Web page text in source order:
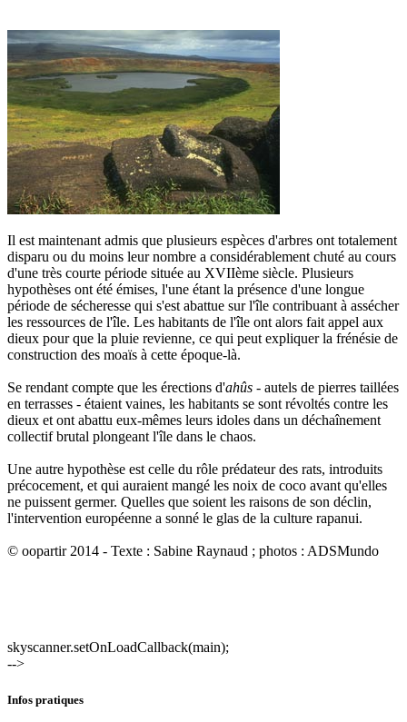
Il est maintenant admis que plusieurs espèces d'arbres ont totalement
disparu ou du moins leur nombre a considérablement chuté au cours
d'une très courte période située au XVIIème siècle. Plusieurs
hypothèses ont été émises, l'une étant la présence d'une longue
période de sécheresse qui s'est abattue sur l'île contribuant à assécher
les ressources de l'île. Les habitants de l'île ont alors fait appel aux
dieux pour que la pluie revienne, ce qui peut expliquer la frénésie de
construction des moaïs à cette époque-là.
Se rendant compte que les érections d'ahûs - autels de pierres taillées
en terrasses - étaient vaines, les habitants se sont révoltés contre les
dieux et ont abattu eux-mêmes leurs idoles dans un déchaînement
collectif brutal plongeant l'île dans le chaos.
Une autre hypothèse est celle du rôle prédateur des rats, introduits
précocement, et qui auraient mangé les noix de coco avant qu'elles
ne puissent germer. Quelles que soient les raisons de son déclin,
l'intervention européenne a sonné le glas de la culture rapanui.
© oopartir 2014 - Texte : Sabine Raynaud ; photos : ADSMundo
skyscanner.setOnLoadCallback(main);
-->
Infos pratiques